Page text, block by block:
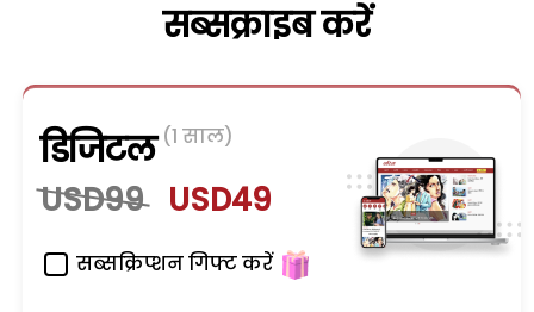
सब्सक्राइब करें
डिजिटल (1 साल)
USD99 USD49
सब्सक्रिप्शन गिफ्ट करें